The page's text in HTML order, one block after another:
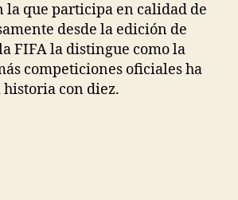
la que participa en calidad de
desde la edición de
FIFA la distingue como la
competiciones oficiales ha
con diez.